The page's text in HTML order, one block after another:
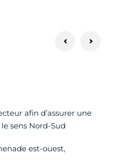
afin d’assurer une
sens Nord-Sud
est-ouest,